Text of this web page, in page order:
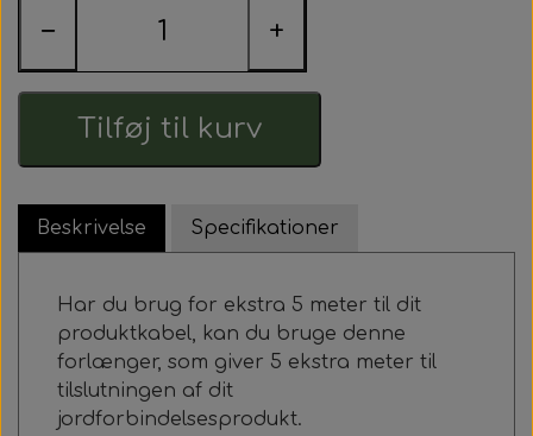
Nyheder
Tilbehør til earthingprodukter
Workshops - Meditationer - Healing
Kontakt
− +
Tilføj til kurv
Beskrivelse Specifikationer
Har du brug for ekstra 5 meter til dit
produktkabel, kan du bruge denne
forlænger, som giver 5 ekstra meter til
tilslutningen af dit
jordforbindelsesprodukt.